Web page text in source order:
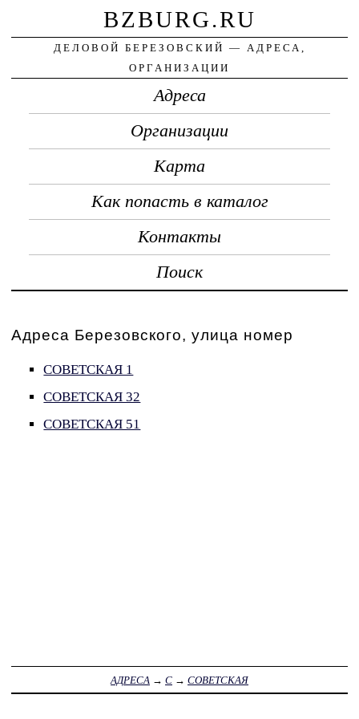
BZBURG.RU
ДЕЛОВОЙ БЕРЕЗОВСКИЙ — АДРЕСА,
ОРГАНИЗАЦИИ
Адреса
Организации
Карта
Как попасть в каталог
Контакты
Поиск
Адреса Березовского, улица номер
СОВЕТСКАЯ 1
СОВЕТСКАЯ 32
СОВЕТСКАЯ 51
АДРЕСА → С → СОВЕТСКАЯ